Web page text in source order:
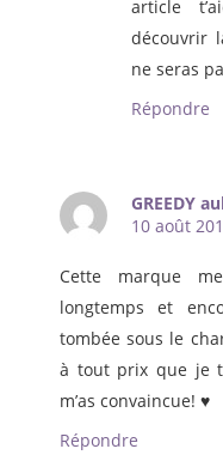
article
découvrir
ne seras
Répondre
GREEDY
10 août
Cette marque
longtemps et
tombée sous le
à tout prix que je
m’as convaincue! ♥
Répondre